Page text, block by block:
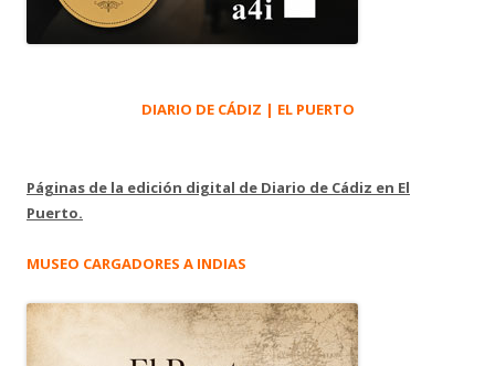
DIARIO DE CÁDIZ | EL PUERTO
Páginas de la edición digital de Diario de Cádiz en El
Puerto.
MUSEO CARGADORES A INDIAS